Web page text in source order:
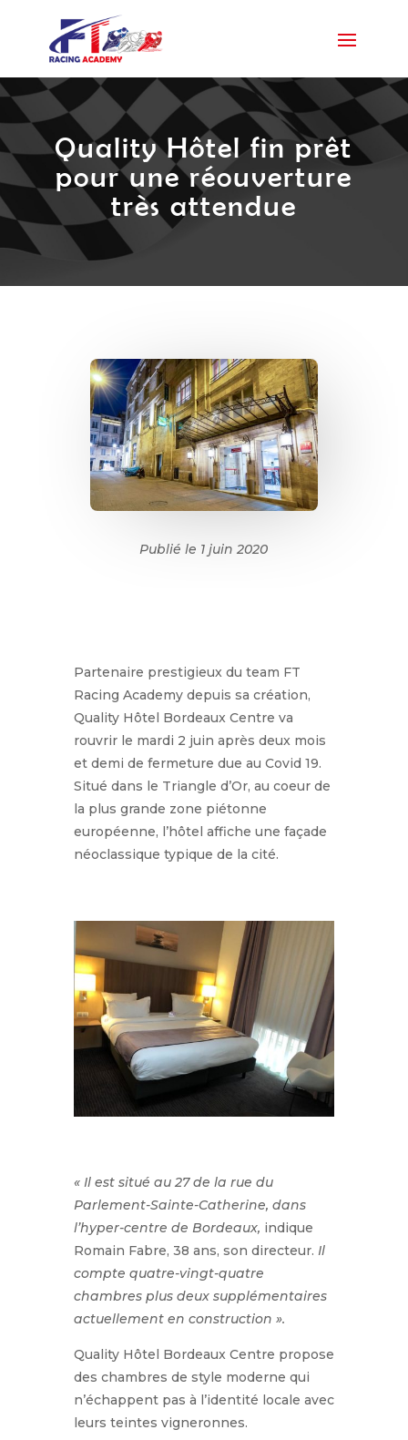
Quality Hôtel fin prêt
pour une réouverture
très attendue
Publié le 1 juin 2020
Partenaire prestigieux du team FT
Racing Academy depuis sa création,
Quality Hôtel Bordeaux Centre va
rouvrir le mardi 2 juin après deux mois
et demi de fermeture due au Covid 19.
Situé dans le Triangle d’Or, au coeur de
la plus grande zone piétonne
européenne, l’hôtel affiche une façade
néoclassique typique de la cité.
« Il est situé au 27 de la rue du
Parlement-Sainte-Catherine, dans
l’hyper-centre de Bordeaux, indique
Romain Fabre, 38 ans, son directeur. Il
compte quatre-vingt-quatre
chambres plus deux supplémentaires
actuellement en construction ».
Quality Hôtel Bordeaux Centre propose
des chambres de style moderne qui
n’échappent pas à l’identité locale avec
leurs teintes vigneronnes.